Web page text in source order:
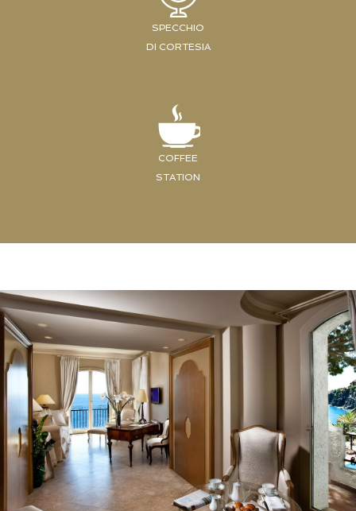
SPECCHIO
DI CORTESIA
COFFEE
STATION